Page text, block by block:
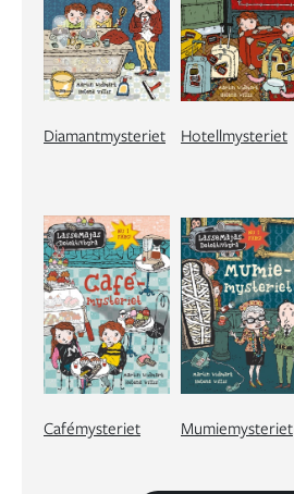
Diamantmysteriet Hotellmysteriet
Cafémysteriet Mumiemysteriet